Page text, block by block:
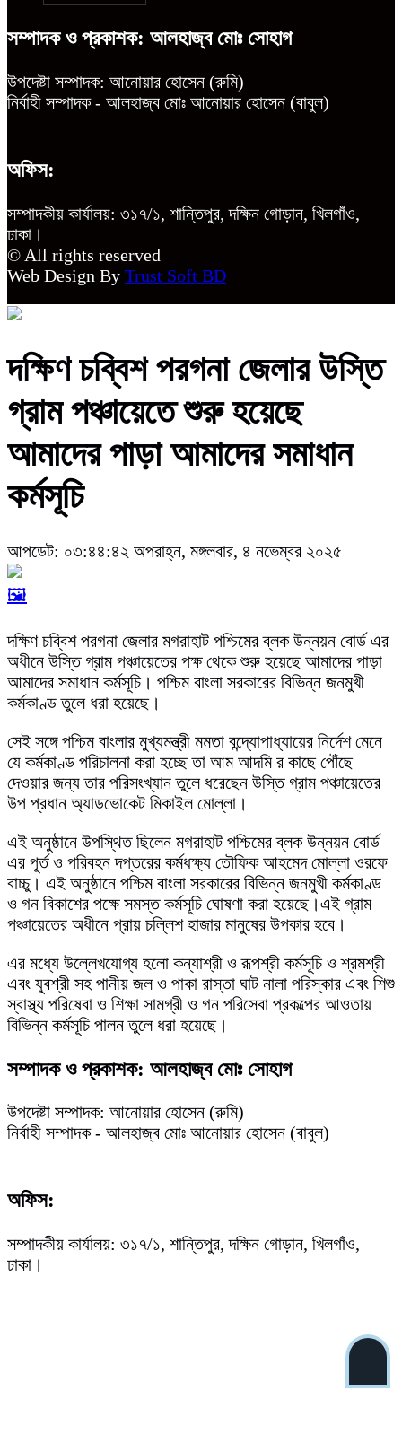
সম্পাদক ও প্রকাশক: আলহাজ্ব মোঃ সোহাগ
উপদেষ্টা সম্পাদক: আনোয়ার হোসেন (রুমি)
নির্বাহী সম্পাদক - আলহাজ্ব মোঃ আনোয়ার হোসেন (বাবুল)
অফিস:
সম্পাদকীয় কার্যালয়: ৩১৭/১, শান্তিপুর, দক্ষিন গোড়ান, খিলগাঁও,
ঢাকা।
© All rights reserved
Web Design By Trust Soft BD
দক্ষিণ চব্বিশ পরগনা জেলার উস্তি
গ্রাম পঞ্চায়েতে শুরু হয়েছে
আমাদের পাড়া আমাদের সমাধান
কর্মসূচি
আপডেট: ০৩:৪৪:৪২ অপরাহ্ন, মঙ্গলবার, ৪ নভেম্বর ২০২৫
🖼️
দক্ষিণ চব্বিশ পরগনা জেলার মগরাহাট পশ্চিমের ব্লক উন্নয়ন বোর্ড এর
অধীনে উস্তি গ্রাম পঞ্চায়েতের পক্ষ থেকে শুরু হয়েছে আমাদের পাড়া
আমাদের সমাধান কর্মসূচি। পশ্চিম বাংলা সরকারের বিভিন্ন জনমুখী
কর্মকাণ্ড তুলে ধরা হয়েছে।
সেই সঙ্গে পশ্চিম বাংলার মুখ্যমন্ত্রী মমতা বন্দ্যোপাধ্যায়ের নির্দেশ মেনে
যে কর্মকাণ্ড পরিচালনা করা হচ্ছে তা আম আদমি র কাছে পৌঁছে
দেওয়ার জন্য তার পরিসংখ্যান তুলে ধরেছেন উস্তি গ্রাম পঞ্চায়েতের
উপ প্রধান অ্যাডভোকেট মিকাইল মোল্লা।
এই অনুষ্ঠানে উপস্থিত ছিলেন মগরাহাট পশ্চিমের ব্লক উন্নয়ন বোর্ড
এর পূর্ত ও পরিবহন দপ্তরের কর্মধক্ষ্য তৌফিক আহমেদ মোল্লা ওরফে
বাচ্চু। এই অনুষ্ঠানে পশ্চিম বাংলা সরকারের বিভিন্ন জনমুখী কর্মকাণ্ড
ও গন বিকাশের পক্ষে সমস্ত কর্মসূচি ঘোষণা করা হয়েছে।এই গ্রাম
পঞ্চায়েতের অধীনে প্রায় চল্লিশ হাজার মানুষের উপকার হবে।
এর মধ্যে উল্লেখযোগ্য হলো কন্যাশ্রী ও রূপশ্রী কর্মসূচি ও শ্রমশ্রী
এবং যুবশ্রী সহ পানীয় জল ও পাকা রাস্তা ঘাট নালা পরিস্কার এবং শিশু
স্বাস্থ্য পরিষেবা ও শিক্ষা সামগ্রী ও গন পরিসেবা প্রকল্পের আওতায়
বিভিন্ন কর্মসূচি পালন তুলে ধরা হয়েছে।
সম্পাদক ও প্রকাশক: আলহাজ্ব মোঃ সোহাগ
উপদেষ্টা সম্পাদক: আনোয়ার হোসেন (রুমি)
নির্বাহী সম্পাদক - আলহাজ্ব মোঃ আনোয়ার হোসেন (বাবুল)
অফিস:
সম্পাদকীয় কার্যালয়: ৩১৭/১, শান্তিপুর, দক্ষিন গোড়ান, খিলগাঁও,
ঢাকা।